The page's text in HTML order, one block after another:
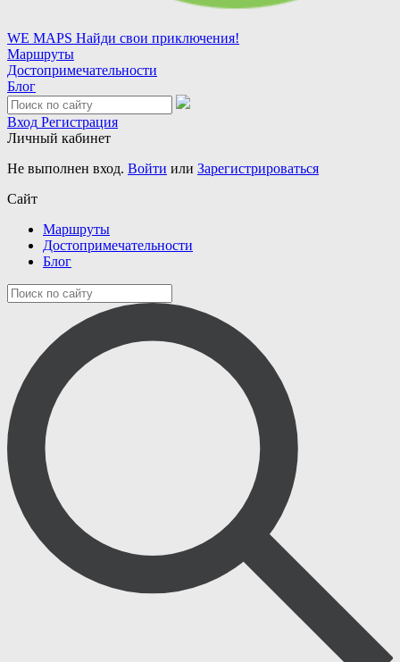
WE MAPS Найди свои приключения!
Маршруты
Достопримечательности
Блог
Вход Регистрация
Личный кабинет
Не выполнен вход. Войти или Зарегистрироваться
Сайт
Маршруты
Достопримечательности
Блог